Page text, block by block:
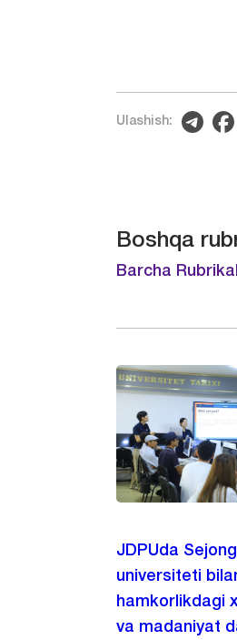
Ulashish:
Boshqa
Barcha
JDPUda Sejong
universiteti
hamkorlikdagi
va madaniyat